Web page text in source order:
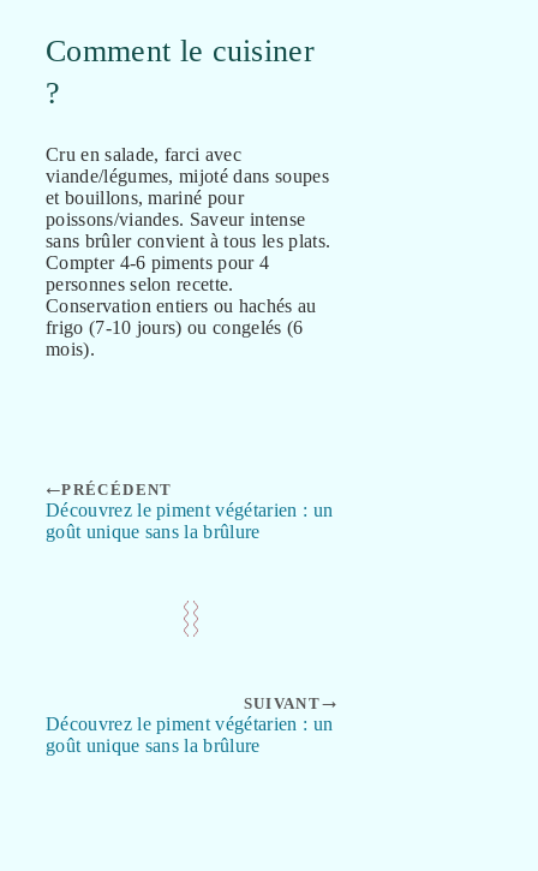
Comment le cuisiner
?
Cru en salade, farci avec
viande/légumes, mijoté dans soupes
et bouillons, mariné pour
poissons/viandes. Saveur intense
sans brûler convient à tous les plats.
Compter 4-6 piments pour 4
personnes selon recette.
Conservation entiers ou hachés au
frigo (7-10 jours) ou congelés (6
mois).
PRÉCÉDENT
Découvrez le piment végétarien : un
goût unique sans la brûlure
SUIVANT
Découvrez le piment végétarien : un
goût unique sans la brûlure